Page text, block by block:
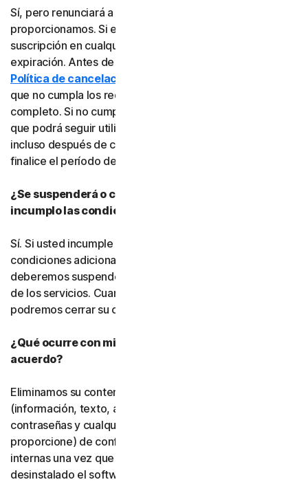
Sí, pero renunciará a toda la protección en línea que le
proporcionamos. Si está seguro, puede cancelar su
suscripción en cualquier momento antes de su fecha de
expiración. Antes de cancelarla, consulte nuestra
Política de cancelación y reembolso
que no cumpla los requisitos para recibir un reembolso
completo. Si no cumple los requisitos, la buena noticia es
que podrá seguir utilizando el software y los servicios
incluso después de cancelar la suscripción, hasta que
finalice el período de suscripción de pago.
¿Se suspenderá o cancelará mi suscripción si
incumplo las condiciones de este acuerdo?
Sí. Si usted incumple este acuerdo o cualquiera de las
condiciones adicionales que resulten aplicables,
deberemos suspender o finalizar su uso del software o
de los servicios. Cuando finalicemos dicho uso, también
podremos cerrar su cuenta.
¿Qué ocurre con mis datos una vez que finaliza este
acuerdo?
Eliminamos su contenido almacenado o respaldado
(información, texto, archivos, vínculos, imágenes,
contraseñas y cualquier otro material que nos
proporcione) de conformidad con nuestras políticas
internas una vez que usted haya eliminado o
desinstalado el software. Usted es responsable de